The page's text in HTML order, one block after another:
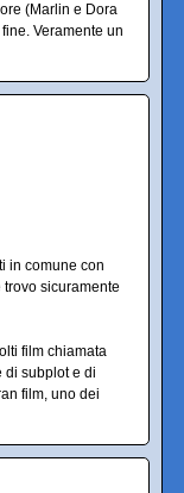
(Marlin e Dora
Veramente un
in comune con
sicuramente
film chiamata
di subplot e di
film, uno dei